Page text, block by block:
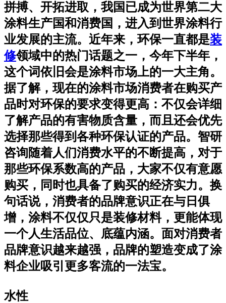
拼搏、开拓进取，我国已成为世界第二大
涂料生产国和消费国，进入到世界涂料行
业发展的主流。近年来，环保一直都是装
修领域中的热门话题之一，今年下半年，
这个词依旧会是涂料市场上的一大主角。
据了解，现在的涂料市场消费者在购买产
品时对环保的要求变得更高：不仅会详细
了解产品的有害物质含量，而且还会优先
选择那些得到各种环保认证的产品。智研
咨询随着人们消费水平的不断提高，对于
那些环保系数高的产品，大家不仅有意愿
购买，同时也具备了购买的经济实力。换
句话说，消费者的品牌意识正在与日俱
增，涂料不仅仅只是装修材料，更能体现
一个人生活品位、底蕴内涵。面对消费者
品牌意识越来越强，品牌的塑造变成了涂
料企业吸引更多客流的一法宝。
水性